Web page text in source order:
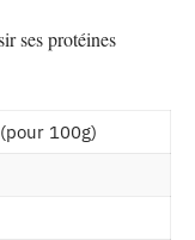
ses protéines
100g)